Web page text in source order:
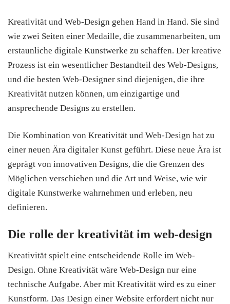
Kreativität und Web-Design gehen Hand in Hand. Sie sind
wie zwei Seiten einer Medaille, die zusammenarbeiten, um
erstaunliche digitale Kunstwerke zu schaffen. Der kreative
Prozess ist ein wesentlicher Bestandteil des Web-Designs,
und die besten Web-Designer sind diejenigen, die ihre
Kreativität nutzen können, um einzigartige und
ansprechende Designs zu erstellen.
Die Kombination von Kreativität und Web-Design hat zu
einer neuen Ära digitaler Kunst geführt. Diese neue Ära ist
geprägt von innovativen Designs, die die Grenzen des
Möglichen verschieben und die Art und Weise, wie wir
digitale Kunstwerke wahrnehmen und erleben, neu
definieren.
Die rolle der kreativität im web-design
Kreativität spielt eine entscheidende Rolle im Web-
Design. Ohne Kreativität wäre Web-Design nur eine
technische Aufgabe. Aber mit Kreativität wird es zu einer
Kunstform. Das Design einer Website erfordert nicht nur